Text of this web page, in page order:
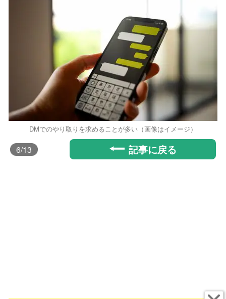
DMでのやり取りを求めることが多い（画像はイメージ）
6/13 記事に戻る